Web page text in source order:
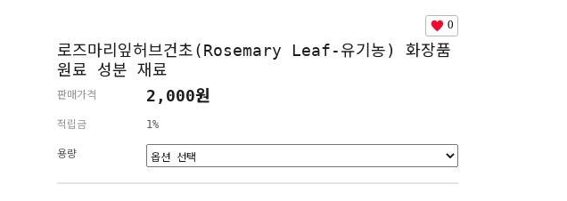
0
로즈마리잎허브건초(Rosemary Leaf-유기농) 화장품
원료 성분 재료
판매가격 2,000원
적립금 1%
용량